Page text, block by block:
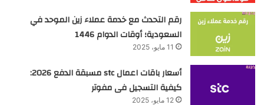
رقم التحدث مع خدمة عملاء زين الموحد في
السعودية؛ أوقات الدوام 1446
11 مايو، 2025
أسعار باقات اعمال stc مسبقة الدفع 2026:
كيفية التسجيل فى مفوتر
12 مايو، 2025